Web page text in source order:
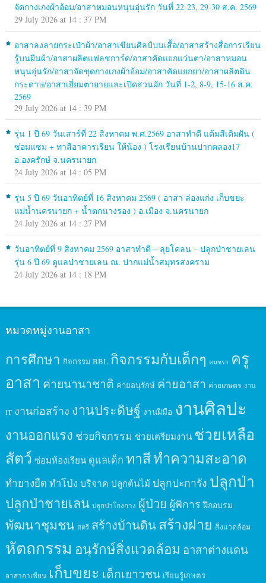
จัดกางเกงผ้าอ้อม/อาสาหมอนหนุนอุ่นรัก วันที่ 22-23, 29-30 ส.ค. 2569
29 July 2026 at 14 : 37 PM
อาสาลงลายกระเป๋าผ้า/อาสาเขียนศิลป์บนเสื้อ/อาสาสร้างสื่อการเรียน
รู้บนผืนผ้า/อาสาผลิตแฟลชการ์ด/อาสาคัดแยกแว่นตา/อาสาหมอน
หนุนอุ่นรัก/อาสาจัดชุดกางเกงผ้าอ้อม/อาสาคัดแยกยา/อาสาผลิตดิน
กระดาษ/อาสาเยี่ยมตายายและเปิดสวนผัก วันที่ 1-2, 8-9, 15-16 ส.ค.
2569
29 July 2026 at 14 : 39 PM
รุ่น 1 ปี 69 วันเสาร์ที่ 22 สิงหาคม พ.ศ.2569 อาสาทำดี แต้มสีเติมฝัน (
ซ่อมแซม + ทาสีอาคารเรียน ให้น้อง ) โรงเรียนบ้านปากคลอง17
อ.องครักษ์ จ.นครนายก
24 July 2026 at 14 : 05 PM
รุ่น 5 ปี 69 วันอาทิตย์ที่ 16 สิงหาคม 2569 ( อาสา ล่องแก่ง เก็บขยะ
แม่น้ำนครนายก + น้ำตกนางรอง ) อ.เมือง จ.นครนายก
24 July 2026 at 14 : 27 PM
วันอาทิตย์ที่ 9 สิงหาคม 2569 อาสาทำดี – ลุยโคลน – ปลูกป่าชายเลน
รุ่น 6 ปี 69 ดูแลป่าชายเลน ณ. ปากแม่น้ำสมุทรสงคราม
24 July 2026 at 14 : 18 PM
หมวดหมู่งานอาสา
การศึกษา กิจกรรม BBL กิจกรรมกับเด็กๆ คนชรา ครู
อาสา ค่ายนานาชาติ ค่ายอนุรักษ์ ค่ายอาสา ค่ายเกษตร งาน
IT งานก่อสร้าง งานประดิษฐ์ งานฝีมือ งานศิลปะ
งานออกแรง ช่วยกิจกรรม ช่วยเตรียมงาน ช่วยเหลือ
สัตว์ ซ่อมห้องเรียน ดูแลเด็ก ทาสีทำความสะอาด
ทำยางยืด ทำโป่ง บริจาค ปลูกต้นไม้ ปลูกปะการัง ปลูกป่า
ปลูกป่าชายเลน ปลูกป่าโกงกาง ผู้ป่วย ผู้พิการ ฝึกอบรม
พัฒนาชุมชน สตรี สร้างบ้านดินสร้างฝาย สิ่งแวดล้อม
หัตถกรรม อนุรักษ์สิ่งแวดล้อม อาสาต่างแดน
อาสาอาเซียน เก็บขยะ เด็กเยาวชน เรียนรู้เกษตร